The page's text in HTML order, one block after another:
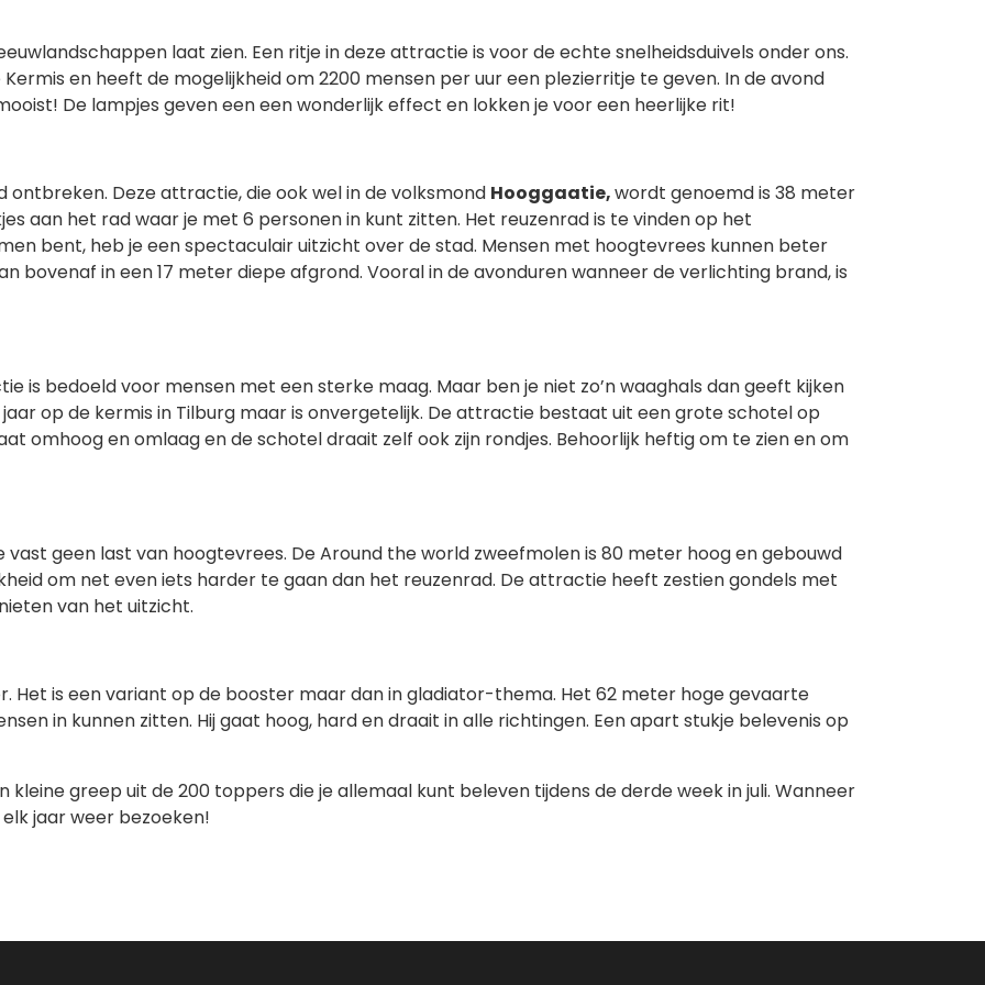
laat zien. Een ritje in deze attractie is voor de echte snelheidsduivels onder ons.
en heeft de mogelijkheid om 2200 mensen per uur een plezierritje te geven. In de avond
De lampjes geven een een wonderlijk effect en lokken je voor een heerlijke rit!
Deze attractie, die ook wel in de volksmond Hooggaatie,wordt genoemd is 38 meter
aan het rad waar je met 6 personen in kunt zitten. Het reuzenrad is te vinden op het
bent, heb je een spectaculair uitzicht over de stad. Mensen met hoogtevrees kunnen beter
bovenaf in een 17 meter diepe afgrond. Vooral in de avonduren wanneer de verlichting brand, is
is bedoeld voor mensen met een sterke maag. Maar ben je niet zo’n waaghals dan geeft kijken
op de kermis in Tilburg maar is onvergetelijk. De attractie bestaat uit een grote schotel op
omhoog en omlaag en de schotel draait zelf ook zijn rondjes. Behoorlijk heftig om te zien en om
vast geen last van hoogtevrees. De Around the world zweefmolen is 80 meter hoog en gebouwd
om net even iets harder te gaan dan het reuzenrad. De attractie heeft zestien gondels met
van het uitzicht.
Het is een variant op de booster maar dan in gladiator-thema. Het 62 meter hoge gevaarte
in kunnen zitten. Hij gaat hoog, hard en draait in alle richtingen. Een apart stukje belevenis op
greep uit de 200 toppers die je allemaal kunt beleven tijdens de derde week in juli. Wanneer
jaar weer bezoeken!